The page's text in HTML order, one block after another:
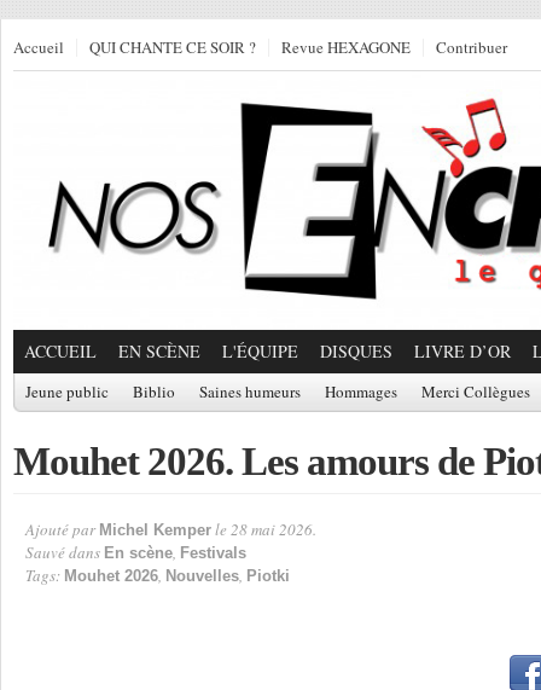
Accueil QUI CHANTE CE SOIR ? Revue HEXAGONE Contribuer
ACCUEIL EN SCÈNE L'ÉQUIPE DISQUES LIVRE D’OR
Jeune public Biblio Saines humeurs Hommages Merci Collègues
Mouhet 2026. Les amours de
Ajouté par Michel Kemper le 28 mai 2026.
Sauvé dans En scène, Festivals
Tags: Mouhet 2026, Nouvelles, Piotki